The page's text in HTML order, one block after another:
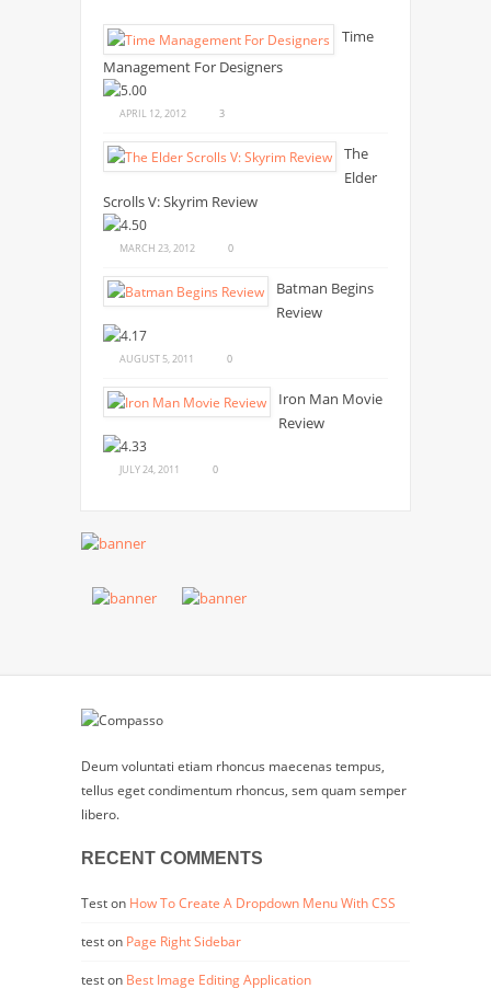
Time
Management For Designers
APRIL 12, 2012 3
The
Elder
Scrolls V: Skyrim Review
MARCH 23, 2012 0
Batman Begins
Review
AUGUST 5, 2011 0
Iron Man Movie
Review
JULY 24, 2011 0
Deum voluntati etiam rhoncus maecenas tempus,
tellus eget condimentum rhoncus, sem quam semper
libero.
RECENT COMMENTS
Teston How To Create A Dropdown Menu With CSS
teston Page Right Sidebar
teston Best Image Editing Application